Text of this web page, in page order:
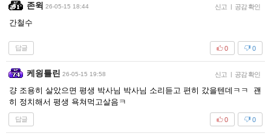
존윅 26-05-15 18:44 신고 | 공감 확인
간철수
답글 0
0
케읭틀린 26-05-15 19:58 신고 | 공감 확인
걍 조용히 살았으면 평생 박사님 박사님 소리듣고 편히 갔을텐데ㅋㅋ 괜
히 정치해서 평생 욕쳐먹고살음ㅋ
답글 0
0